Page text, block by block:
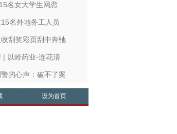
名女大学生网恋
名外地务工人员
刮奖彩页刮中奔驰
| 以岭药业-连花清
的心声：破不了案
设为首页